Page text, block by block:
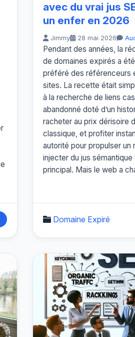
avec du vrai jus
un enfer en 2026
Jimmy 28 mai 2026
Pendant des années, la
de domaines expirés a
préféré des référenceurs
sites. La recette était
à la recherche de liens
abandonné doté d’un
racheter au prix dérisoire
classique, et profiter
autorité pour propulser un
injecter du jus sémantique
principal. Mais le web a
Domaine Expiré